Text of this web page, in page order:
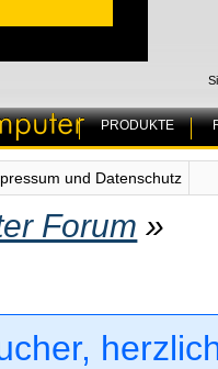
PRODUKTE
und Datenschutz
Forum »